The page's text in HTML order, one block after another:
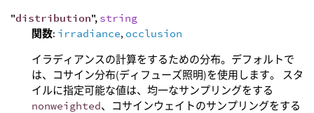
"distribution", string
関数: irradiance, occlusion
イラディアンスの計算をするための分布。デフォルトで
は、コサイン分布(ディフューズ照明)を使用します。 スタ
イルに指定可能な値は、均一なサンプリングをする
nonweighted、コサインウェイトのサンプリングをする